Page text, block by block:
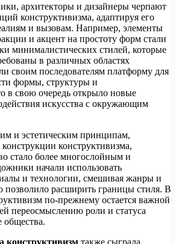
архитекторы и дизайнеры черпают
конструктивизма, адаптируя его
и вызовам. Например, элементы
и акцент на простоту форм стали
минималистических стилей, которые
в различных областях
своим последователям платформу для
формы, структуры и
в свою очередь открыло новые
искусства с окружающим
и эстетическим принципам,
конструктивизма,
стало более многослойным и
начали использовать
и технологии, смешивая жанры и
позволило расширить границы стиля. В
по-прежнему остается важной
переосмыслению роли и статуса
общества.
конструктивизм также сыграла